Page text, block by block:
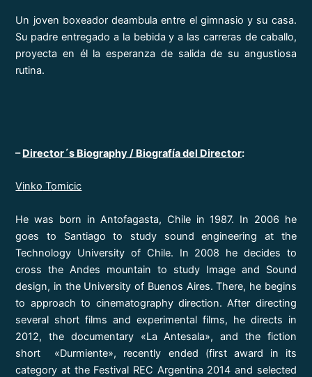
Un joven boxeador deambula entre el gimnasio y su casa.
Su padre entregado a la bebida y a las carreras de caballo,
proyecta en él la esperanza de salida de su angustiosa
rutina.
–Director´s Biography / Biografía del Director:
Vinko Tomicic
He was born in Antofagasta, Chile in 1987. In 2006 he
goes to Santiago to study sound engineering at the
Technology University of Chile. In 2008 he decides to
cross the Andes mountain to study Image and Sound
design, in the University of Buenos Aires. There, he begins
to approach to cinematography direction. After directing
several short films and experimental films, he directs in
2012, the documentary «La Antesala», and the fiction
short «Durmiente», recently ended (first award in its
category at the Festival REC Argentina 2014 and selected